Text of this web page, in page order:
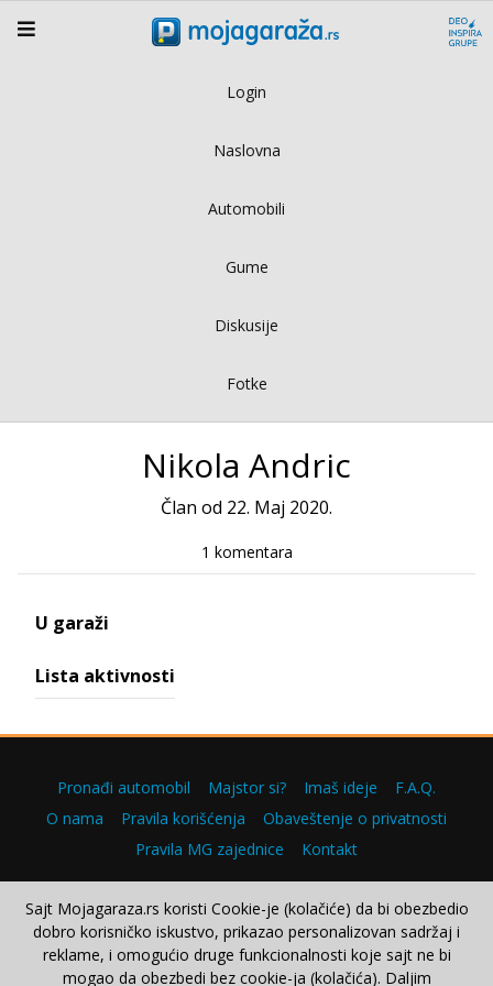
Login
Naslovna
Automobili
Gume
Diskusije
Fotke
Nikola Andric
Član od 22. Maj 2020.
1 komentara
U garaži
Lista aktivnosti
Pronađi automobil Majstor si? Imaš ideje
F.A.Q.
O nama
Pravila korišćenja
Obaveštenje o privatnosti
Pravila MG zajednice
Kontakt
Copyright © 2000–2026.
Sajt Mojagaraza.rs koristi Cookie-je (kolačiće) da bi obezbedio
dobro korisničko iskustvo, prikazao personalizovan sadržaj i
reklame, i omogućio druge funkcionalnosti koje sajt ne bi
mogao da obezbedi bez cookie-ja (kolačića). Daljim